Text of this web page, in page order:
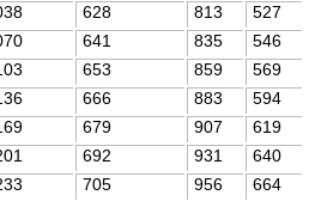
628 813
527
641 835
546
653 859
569
666 883
594
679 907
619
692 931
640
705 956
664